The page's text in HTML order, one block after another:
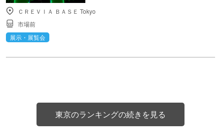
ＣＲＥＶＩＡ ＢＡＳＥ Tokyo
市場前
展示・展覧会
東京のランキングの続きを見る